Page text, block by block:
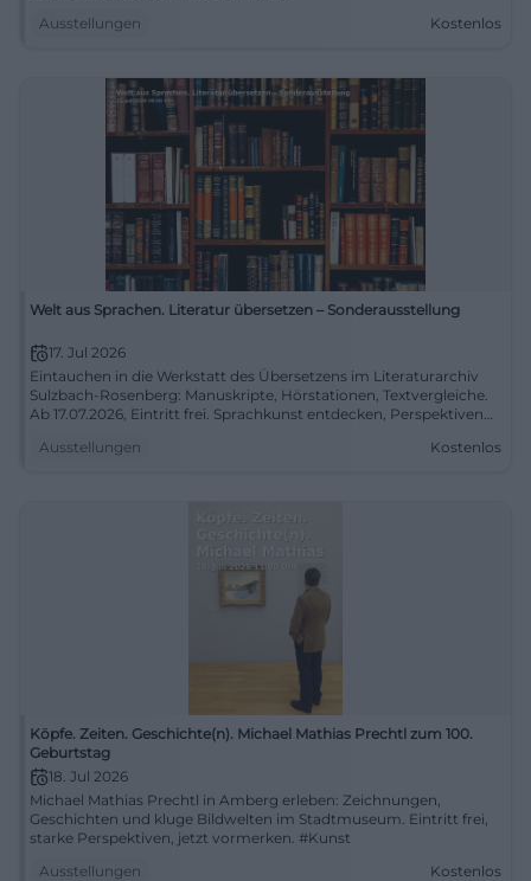
Ausstellungen
Kostenlos
Welt aus Sprachen. Literatur übersetzen – Sonderausstellung
17. Jul 2026
Eintauchen in die Werkstatt des Übersetzens im Literaturarchiv
Sulzbach-Rosenberg: Manuskripte, Hörstationen, Textvergleiche.
Ab 17.07.2026, Eintritt frei. Sprachkunst entdecken, Perspektiven
Ausstellungen
Kostenlos
Köpfe. Zeiten. Geschichte(n). Michael Mathias Prechtl zum 100.
Geburtstag
18. Jul 2026
Michael Mathias Prechtl in Amberg erleben: Zeichnungen,
Geschichten und kluge Bildwelten im Stadtmuseum. Eintritt frei,
starke Perspektiven, jetzt vormerken. #Kunst
Ausstellungen
Kostenlos